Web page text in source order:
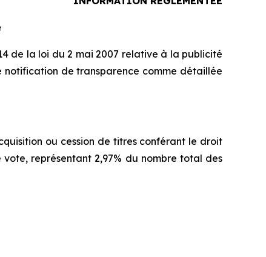
de la loi du 2 mai 2007 relative à la publicité
notification de transparence comme détaillée
ou cession de titres conférant le droit
représentant 2,97% du nombre total des